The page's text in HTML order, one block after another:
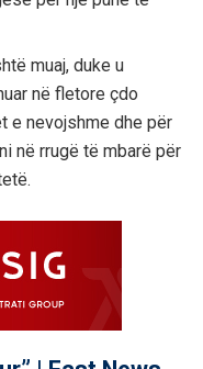
muaj, duke u
në fletore çdo
e nevojshme dhe për
në rrugë të mbarë për